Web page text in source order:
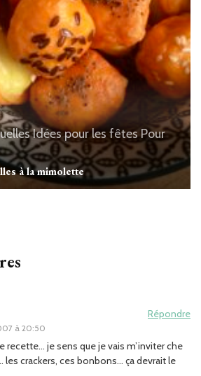
Idées pour les fêtes Pour
à la mimolette
à 20:50
Répondre
recette… je sens que je vais m’inviter che
les crackers, ces bonbons… ça devrait le